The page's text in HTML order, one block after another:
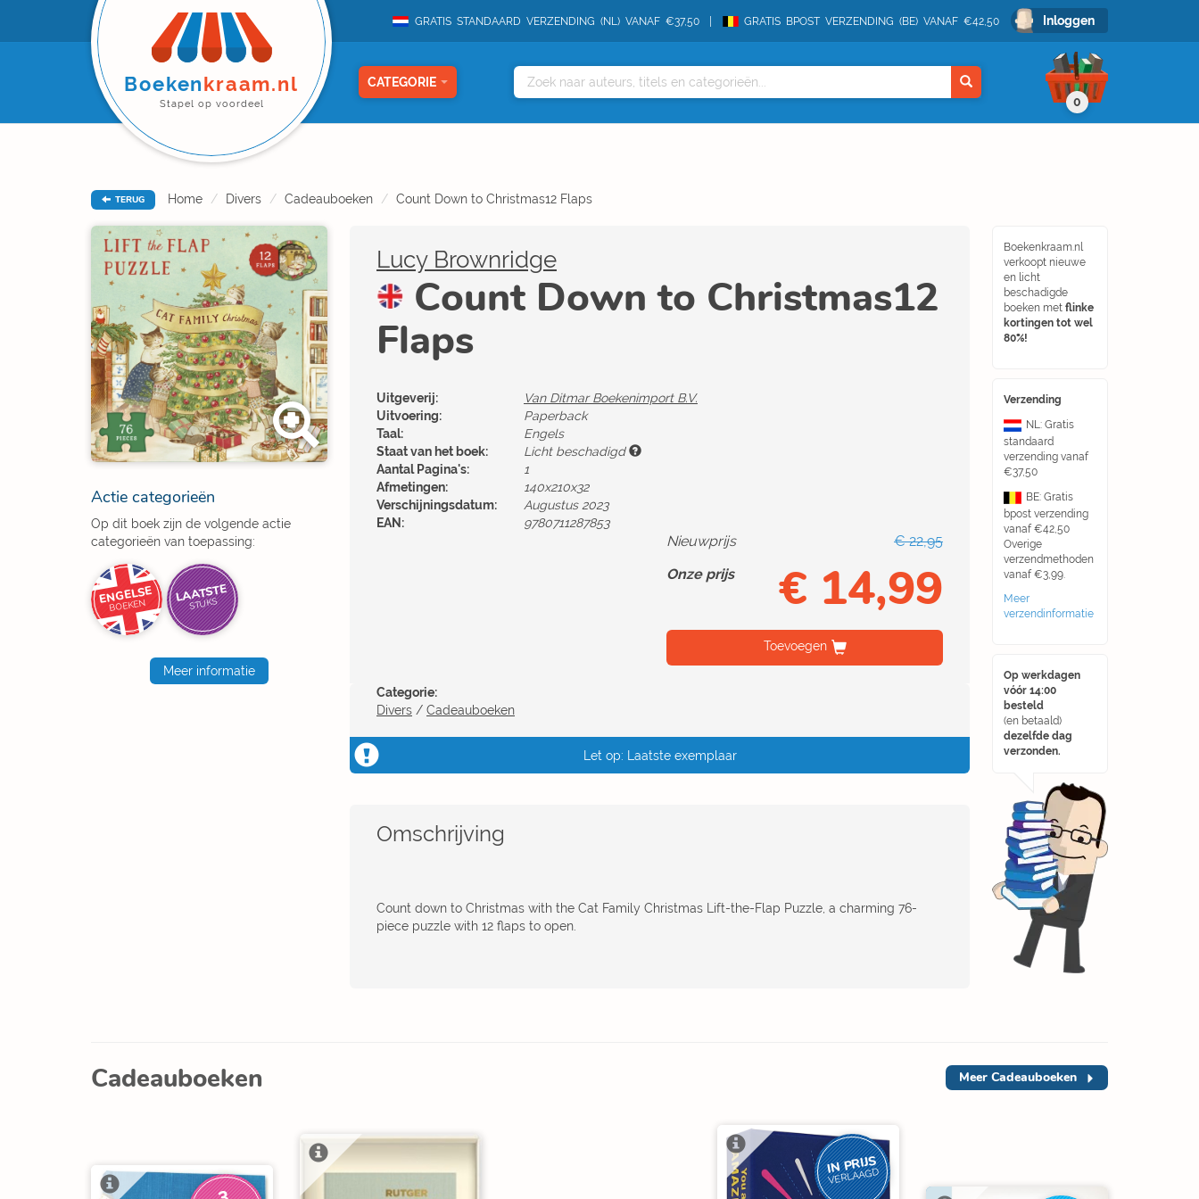
GRATIS STANDAARD VERZENDING (NL) VANAF €37,50 GRATIS BPOST VERZENDING (BE) VANAF €42,50 Inloggen
Boekenkraam.nl
Stapel op voordeel
CATEGORIE
0
TERUG Home Divers Cadeauboeken Count Down to Christmas12 Flaps
Actie categorieën
Op dit boek zijn de volgende actie
categorieën van toepassing:
ENGELSE
BOEKEN LAATSTE
STUKS
Meer informatie
Boekenkraam.nl
verkoopt nieuwe
en licht
beschadigde
boeken met flinke
kortingen tot wel
80%!
Verzending
NL: Gratis
standaard
verzending vanaf
€37,50
BE: Gratis
bpost verzending
vanaf €42,50
Overige
verzendmethoden
vanaf €3,99.
Meer
verzendinformatie
Op werkdagen
vóór 14:00
besteld
(en betaald)
dezelfde dag
verzonden.
Lucy Brownridge
Count Down to Christmas12
Flaps
Uitgeverij:
Van Ditmar Boekenimport B.V.
Uitvoering:
Paperback
Taal:
Engels
Staat van het boek:
Licht beschadigd
Aantal Pagina's:
1
Afmetingen:
140x210x32
Verschijningsdatum:
Augustus 2023
EAN:
9780711287853
Nieuwprijs
€ 22,95
Onze prijs
€ 14,99
Toevoegen
Categorie:
Divers / Cadeauboeken
Let op: Laatste exemplaar
Omschrijving
Count down to Christmas with the Cat Family Christmas Lift-the-Flap Puzzle, a charming 76-
piece puzzle with 12 flaps to open.
Cadeauboeken Meer Cadeauboeken
IN PRIJS
VERLAAGD